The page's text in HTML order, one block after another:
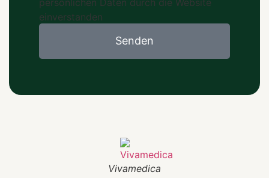
einverstanden
Senden
Vivamedica